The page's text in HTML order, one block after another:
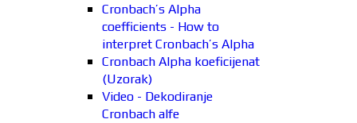
Cronbach’s Alpha
coefficients - How to
interpret Cronbach’s Alpha
Cronbach Alpha koeficijenat
(Uzorak)
Video - Dekodiranje
Cronbach alfe